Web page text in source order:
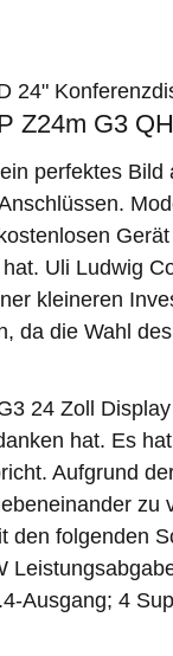
24"
Z24m G3
perfektes
Uli Ludwig
kleineren
da die Wahl
24 Zoll
hat. Es
Aufgrund
den folgenden
Ausgang; 4